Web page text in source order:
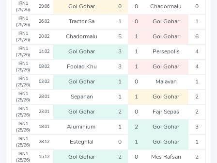
IRN1
(25/26)
29.06 Gol Gohar 0 0 Chadormalu 0
IRN1
(25/26)
26.02 Tractor Sa 1 0 Gol Gohar 1
IRN1
(25/26)
20.02 Chadormalu 5 1 Gol Gohar 6
IRN1
(25/26)
14.02 Gol Gohar 3 1 Persepolis 4
IRN1
(25/26)
08.02 Foolad Khu 3 1 Gol Gohar 4
IRN1
(25/26)
03.02 Gol Gohar 1 0 Malavan 1
IRN1
(25/26)
28.01 Sepahan 1 1 Gol Gohar 2
IRN1
(25/26)
23.01 Gol Gohar 2 0 Fajr Sepas 2
IRN1
(25/26)
18.01 Aluminium 1 2 Gol Gohar 3
IRN1
(25/26)
28.12 Esteghlal 0 1 Gol Gohar 1
IRN1
(25/26)
15.12 Gol Gohar 2 0 Mes Rafsan 2